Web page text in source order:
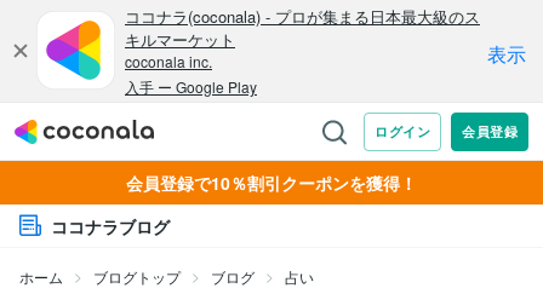
会員登録で10％割引クーポンを獲得！
ココナラブログ
ホーム ブログトップ ブログ 占い